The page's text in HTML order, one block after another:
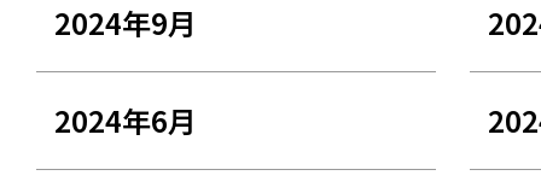
2024年9月
2024年6月